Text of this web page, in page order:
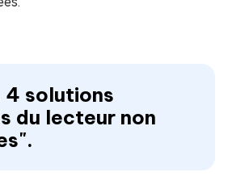
4 solutions
du lecteur non